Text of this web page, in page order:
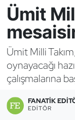
Ümit
Ümit Milli
oynayacağı
çalışmalarına
FANATIK
EDITÖR
Binicilik
Bisiklet
Bocce